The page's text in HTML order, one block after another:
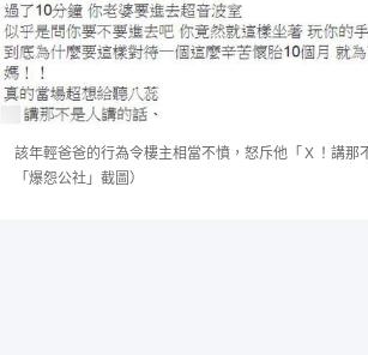
該年輕爸爸的行為令樓主相當不憤，怒斥他「Ｘ！講那
「爆怨公社」截圖）